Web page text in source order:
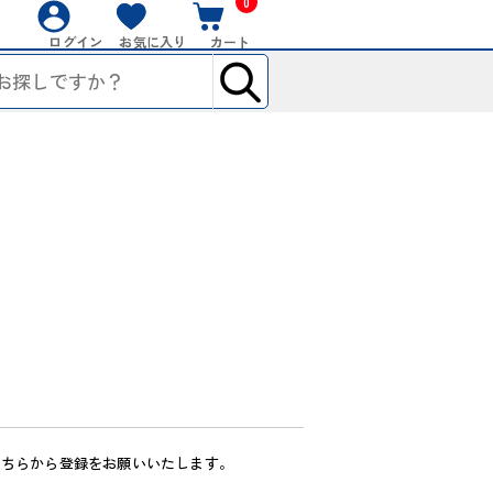
ログイン お気に入り カート
らから登録をお願いいたします。